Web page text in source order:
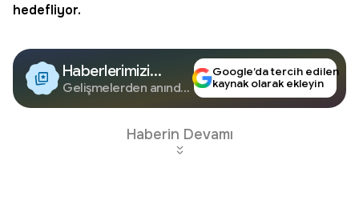
hedefliyor.
Haberlerimizi
Google'da Takip
Edin
Gelişmelerden anında
Google’da tercih edilen
kaynak olarak ekleyin
Haberin Devamı